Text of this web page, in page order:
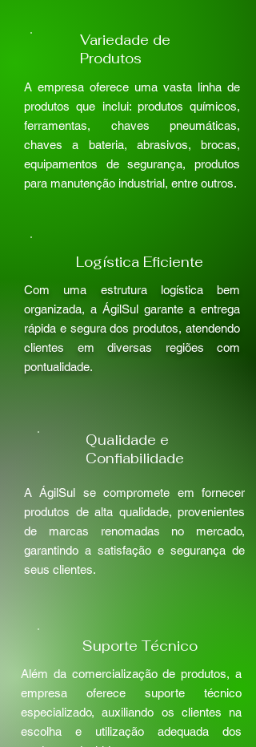
Variedade de
Produtos
A empresa oferece uma vasta linha de
produtos que inclui: produtos químicos,
ferramentas, chaves pneumáticas,
chaves a bateria, abrasivos, brocas,
equipamentos de segurança, produtos
para manutenção industrial, entre outros.
Logística Eficiente
Com uma estrutura logística bem
organizada, a ÁgilSul garante a entrega
rápida e segura dos produtos, atendendo
clientes em diversas regiões com
pontualidade.
Qualidade e
Confiabilidade
A ÁgilSul se compromete em fornecer
produtos de alta qualidade, provenientes
de marcas renomadas no mercado,
garantindo a satisfação e segurança de
seus clientes.
Suporte Técnico
Além da comercialização de produtos, a
empresa oferece suporte técnico
especializado, auxiliando os clientes na
escolha e utilização adequada dos